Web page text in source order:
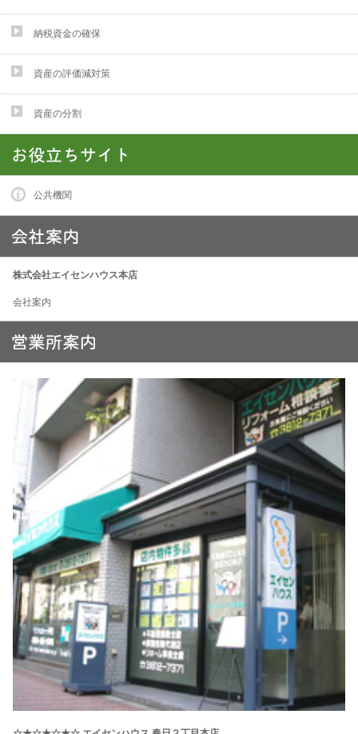
納税資金の確保
資産の評価減対策
資産の分割
公共機関
株式会社エイセンハウス本店
会社案内